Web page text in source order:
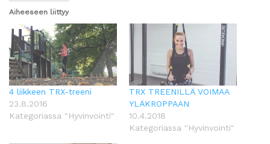
Aiheeseen liittyy
4 liikkeen TRX-treeni
23.8.2016
Kategoriassa "Hyvinvointi"
TRX TREENILLÄ VOIMAA
YLÄKROPPAAN
10.4.2018
Kategoriassa "Hyvinvointi"